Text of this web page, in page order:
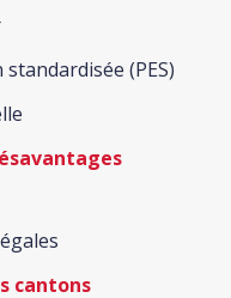
(PES)
cantons